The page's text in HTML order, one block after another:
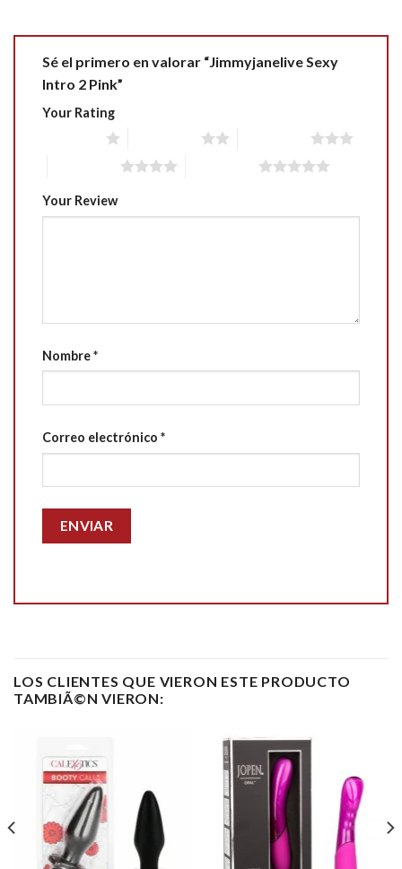
Sé el primero en valorar “Jimmyjanelive Sexy
Intro 2 Pink”
Your Rating
Your Review
Nombre*
Correo electrónico *
LOS CLIENTES QUE VIERON ESTE PRODUCTO
TAMBIÃ©N VIERON: